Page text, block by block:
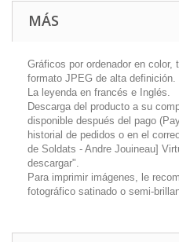
MÁS
Gráficos por ordenador en color,
formato JPEG de alta definición.
La leyenda en francés e Inglés.
Descarga del producto a su
disponible después del pago
historial de pedidos o en el
de Soldats - Andre Jouineau]
descargar".
Para imprimir imágenes, le
fotográfico satinado o semi-